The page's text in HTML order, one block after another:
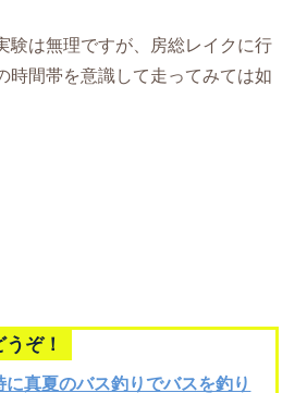
験は無理ですが、房総レイクに行
時間帯を意識して走ってみては如
ぞ！
に真夏のバス釣りでバスを釣り